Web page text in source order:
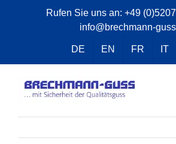
Rufen Sie uns an: +49
info@brechmann-
DE EN FR IT